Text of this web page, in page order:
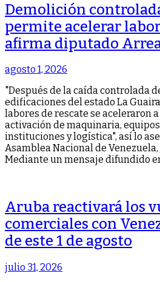
Demolición
permite acelerar
afirma diputado
agosto 1, 2026
"Después de la caída controlada
edificaciones del estado La
labores de rescate se aceleraron
activación de maquinaria,
instituciones y logística", así lo
Asamblea Nacional de Venezuela,
Mediante un mensaje difundido
Aruba reactivará los
comerciales con
de este 1 de agosto
julio 31, 2026